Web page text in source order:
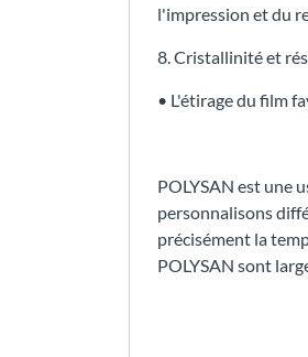
l'impression et du
8. Cristallinité et
• L'étirage du film
POLYSAN est une
personnalisons
précisément la
POLYSAN sont